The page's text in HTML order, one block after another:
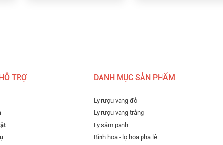
Các
có
được
TRỢ DANH MỤC SẢN PHẨM
Ly rượu vang đỏ
Ly rượu vang trắng
Ly sâm panh
Bình hoa - lọ hoa pha lê